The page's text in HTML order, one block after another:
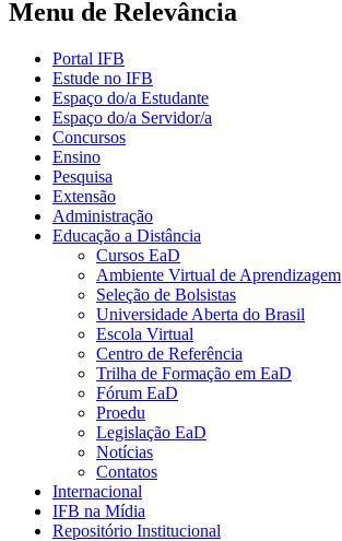
Menu de Relevância
Portal IFB
Estude no IFB
Espaço do/a Estudante
Espaço do/a Servidor/a
Concursos
Ensino
Pesquisa
Extensão
Administração
Educação a Distância
Cursos EaD
Ambiente Virtual de Aprendizagem
Seleção de Bolsistas
Universidade Aberta do Brasil
Escola Virtual
Centro de Referência
Trilha de Formação em EaD
Fórum EaD
Proedu
Legislação EaD
Notícias
Contatos
Internacional
IFB na Mídia
Repositório Institucional